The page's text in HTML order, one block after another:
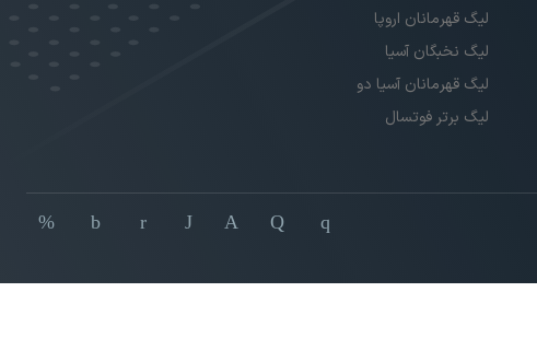
لیگ قهرمانان اروپا
لیگ نخبگان آسیا
لیگ قهرمانان آسیا دو
لیگ برتر فوتسال